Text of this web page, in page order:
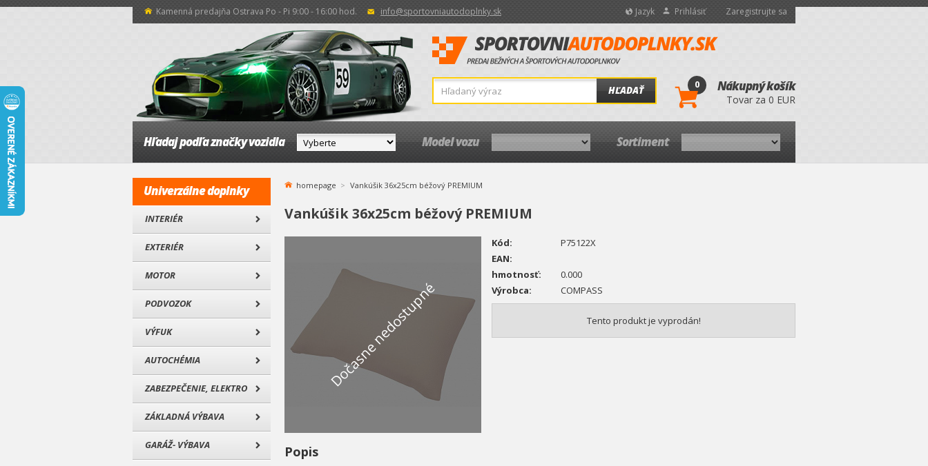
Kamenná predajňa Ostrava Po - Pi 9:00 - 16:00 hod. info@sportovniautodoplnky.sk Jazyk Prihlásiť Zaregistrujte sa
HĽADAŤ 0 Nákupný košík
Tovar za 0 EUR
Hľadaj podľa značky vozidla Model vozu Sortiment
Univerzálne doplnky
INTERIÉR
EXTERIÉR
MOTOR
PODVOZOK
VÝFUK
AUTOCHÉMIA
ZABEZPEČENIE, ELEKTRO
ZÁKLADNÁ VÝBAVA
GARÁŽ- VÝBAVA
homepage Vankúšik 36x25cm béžový PREMIUM
Vankúšik 36x25cm béžový PREMIUM
Dočasne nedostupné
Kód:
P75122X
EAN:
hmotnosť:
0.000
Výrobca:
COMPASS
Tento produkt je vyprodán!
Popis